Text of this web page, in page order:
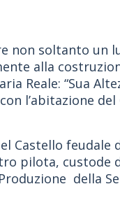
non soltanto
alla
Reale: “Sua
l’abitazione
feudale
pilota,
della